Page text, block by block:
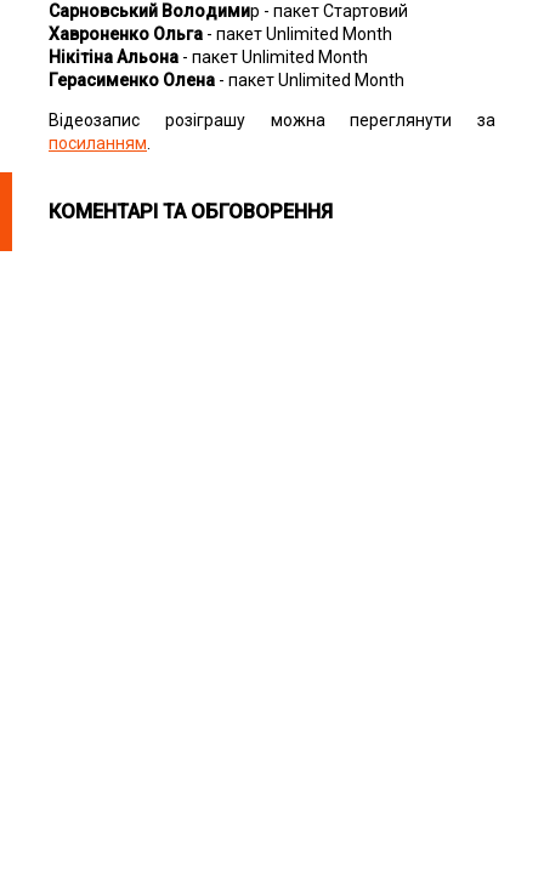
Сарновський Володимир - пакет Стартовий
Хавроненко Ольга - пакет Unlimited Month
Нікітіна Альона - пакет Unlimited Month
Герасименко Олена - пакет Unlimited Month
Відеозапис розіграшу можна переглянути за
посиланням.
КОМЕНТАРІ ТА ОБГОВОРЕННЯ